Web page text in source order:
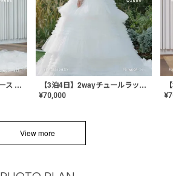
【3泊4日】3Dフラワーレース ドレス〈PD-WDOR-331〉 【3泊4日】2wayチュールラッフルドレス〈PD-WDOR-341RTL〉
¥70,000 ¥
View more